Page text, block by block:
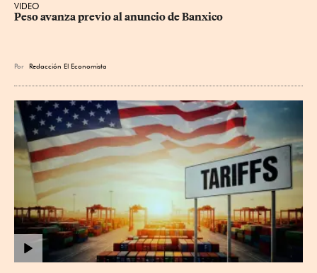
VIDEO
Peso avanza previo al anuncio de Banxico
Por Redacción El Economista